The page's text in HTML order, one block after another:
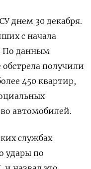
днем 30 декабря.
с начала
По данным
получили
450 квартир,
автомобилей.
службах
удары по